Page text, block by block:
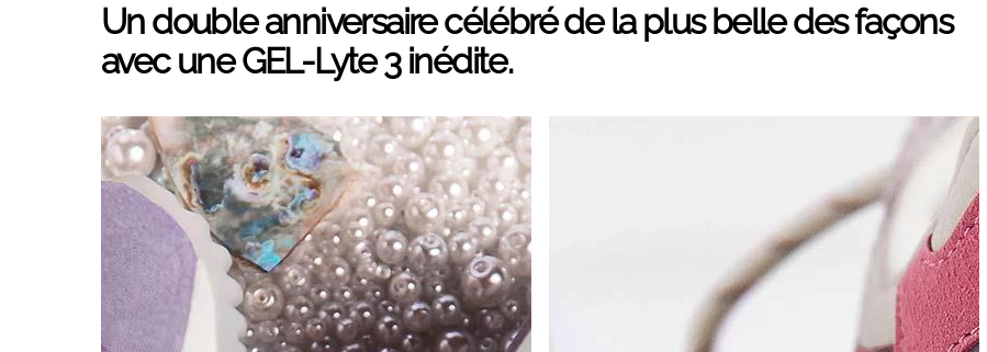
Un double anniversaire célébré de la plus belle des façons
avec une GEL-Lyte 3 inédite.